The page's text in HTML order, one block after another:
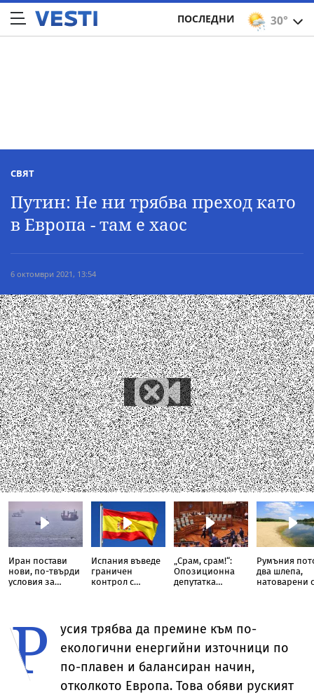
30°
ПОСЛЕДНИ
СВЯТ
Путин: Не ни трябва преход като
в Европа - там е хаос
6 октомври 2021, 13:54
Иран постави
нови, по-твърди
условия за
Испания въведе
граничен
контрол с
„Срам, срам!“:
Опозиционна
депутатка
Румъния
два шлепа,
натоварени
Р
усия трябва да премине към по-
екологични енергийни източници по
по-плавен и балансиран начин,
отколкото Европа. Това обяви руският